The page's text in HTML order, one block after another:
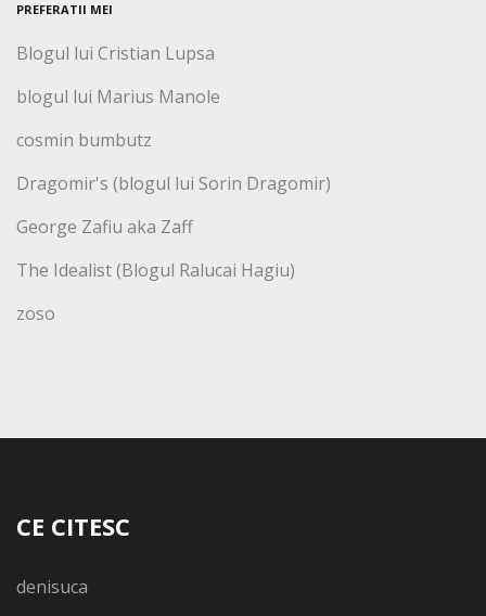
PREFERATII MEI
Blogul lui Cristian Lupsa
blogul lui Marius Manole
cosmin bumbutz
Dragomir's (blogul lui Sorin Dragomir)
George Zafiu aka Zaff
The Idealist (Blogul Ralucai Hagiu)
zoso
CE CITESC
denisuca